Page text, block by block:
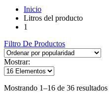
Inicio
Litros del producto
1
Filtro De Productos
Mostrar:
Mostrando 1–16 de 36 resultados